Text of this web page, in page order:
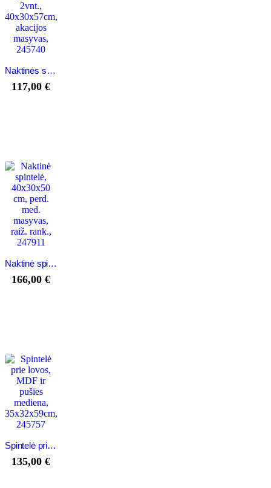
Naktinės spintelės, 2vnt., 40x30x57cm, akacijos masyvas, 245740
117,00€
Naktinė spintelė, 40x30x50 cm, perd. med. masyvas, raiž. rank., 247911
166,00€
Spintelė prie lovos, MDF ir pušies mediena, 35x32x59cm, 245757
135,00€